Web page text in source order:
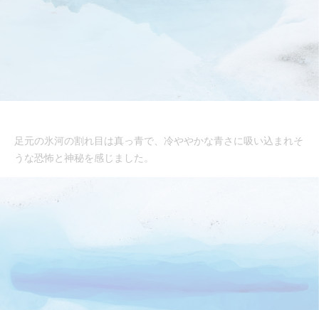
足元の氷河の割れ目は真っ青で、冷ややかな青さに吸い込まれそ
うな恐怖と神秘を感じました。